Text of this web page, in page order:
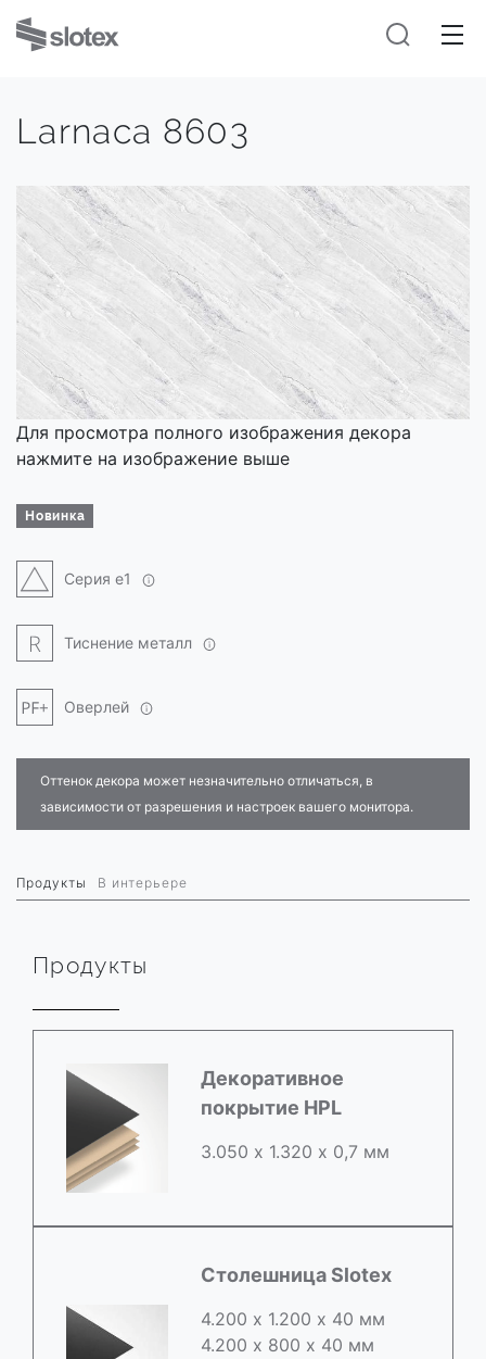
Larnaca 8603
Для просмотра полного изображения декора
нажмите на изображение выше
Новинка
Серия e1
Тиснение металл
Оверлей
Оттенок декора может незначительно отличаться, в
зависимости от разрешения и настроек вашего монитора.
Продукты В интерьере
Продукты
Декоративное
покрытие HPL
3.050 х 1.320 х 0,7 мм
Столешница Slotex
4.200 х 1.200 х 40 мм
4.200 х 800 х 40 мм